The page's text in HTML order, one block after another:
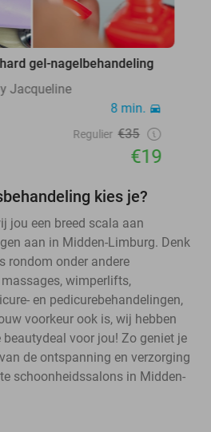
gel-nagelbehandeling
Jacqueline
8 min.
Regulier €35
€19
kies je?
jou een breed scala aan
aan in Midden-Limburg. Denk
rondom onder andere
wimperlifts,
en pedicurebehandelingen,
voorkeur ook is, wij hebben
voor jou! Zo geniet je
de ontspanning en verzorging
schoonheidssalons in Midden-